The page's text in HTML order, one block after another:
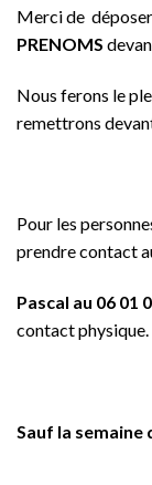
Merci de
PRENOMS
Nous ferons le
remettrons
Pour les
prendre contact
Pascal au 06 01
contact physique.
Sauf la semaine